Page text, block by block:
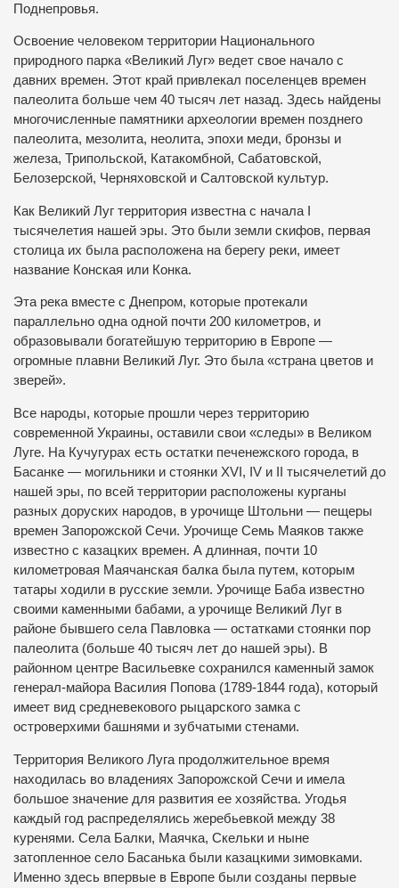
Поднепровья.
Освоение человеком территории Национального
природного парка «Великий Луг» ведет свое начало с
давних времен. Этот край привлекал поселенцев времен
палеолита больше чем 40 тысяч лет назад. Здесь найдены
многочисленные памятники археологии времен позднего
палеолита, мезолита, неолита, эпохи меди, бронзы и
железа, Трипольской, Катакомбной, Сабатовской,
Белозерской, Черняховской и Салтовской культур.
Как Великий Луг территория известна с начала І
тысячелетия нашей эры. Это были земли скифов, первая
столица их была расположена на берегу реки, имеет
название Конская или Конка.
Эта река вместе с Днепром, которые протекали
параллельно одна одной почти 200 километров, и
образовывали богатейшую территорию в Европе —
огромные плавни Великий Луг. Это была «страна цветов и
зверей».
Все народы, которые прошли через территорию
современной Украины, оставили свои «следы» в Великом
Луге. На Кучугурах есть остатки печенежского города, в
Басанке — могильники и стоянки XVI, IV и ІІ тысячелетий до
нашей эры, по всей территории расположены курганы
разных доруских народов, в урочище Штольни — пещеры
времен Запорожской Сечи. Урочище Семь Маяков также
известно с казацких времен. А длинная, почти 10
километровая Маячанская балка была путем, которым
татары ходили в русские земли. Урочище Баба известно
своими каменными бабами, а урочище Великий Луг в
районе бывшего села Павловка — остатками стоянки пор
палеолита (больше 40 тысяч лет до нашей эры). В
районном центре Васильевке сохранился каменный замок
генерал-майора Василия Попова (1789-1844 года), который
имеет вид средневекового рыцарского замка с
островерхими башнями и зубчатыми стенами.
Территория Великого Луга продолжительное время
находилась во владениях Запорожской Сечи и имела
большое значение для развития ее хозяйства. Угодья
каждый год распределялись жеребьевкой между 38
куренями. Села Балки, Маячка, Скельки и ныне
затопленное село Басанька были казацкими зимовками.
Именно здесь впервые в Европе были созданы первые